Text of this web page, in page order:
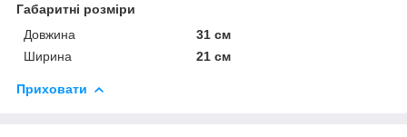
Габаритні розміри
Довжина
31 см
Ширина
21 см
Приховати